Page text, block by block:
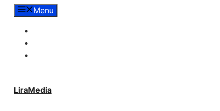
LangsungMenu
LiraMedia